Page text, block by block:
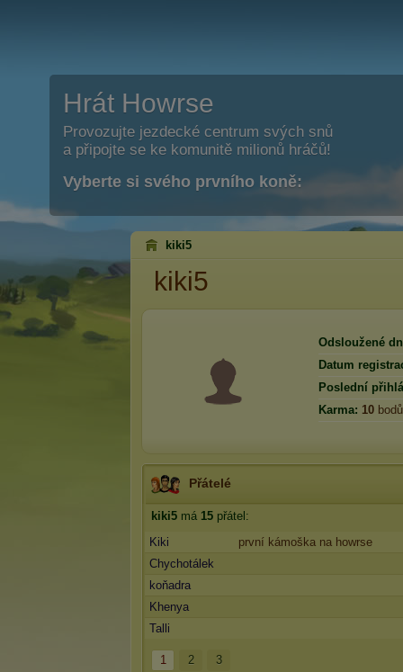
Hrát Howrse
Provozujte jezdecké centrum svých snů
a připojte se ke komunitě milionů hráčů!
Vyberte si svého prvního koně:
kiki5
kiki5
Odsloužené
Datum
Poslední
Karma: 10 bodů
Přátelé
kiki5 má 15 přátel:
Kiki
první kámoška na howrse
Chychotálek
koňadra
Khenya
Talli
1 2 3